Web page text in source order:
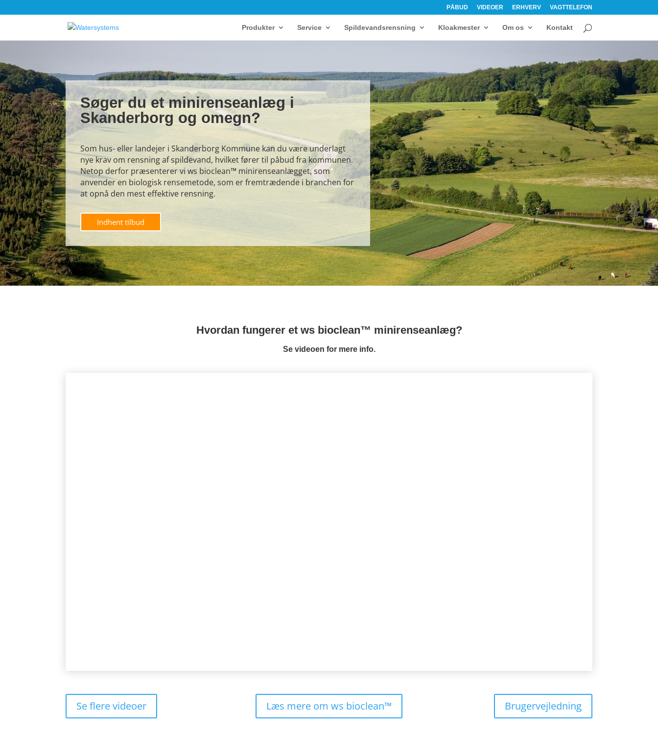
PÅBUD VIDEOER ERHVERV VAGTTELEFON
Produkter Service Spildevandsrensning Kloakmester Om os Kontakt
Søger du et minirenseanlæg i
Skanderborg og omegn?
Som hus- eller landejer i Skanderborg Kommune kan du være underlagt
nye krav om rensning af spildevand, hvilket fører til påbud fra kommunen.
Netop derfor præsenterer vi ws bioclean™ minirenseanlægget, som
anvender en biologisk rensemetode, som er fremtrædende i branchen for
at opnå den mest effektive rensning.
Indhent tilbud
Hvordan fungerer et ws bioclean™ minirenseanlæg?
Se videoen for mere info.
Se flere videoer Læs mere om ws bioclean™ Brugervejledning